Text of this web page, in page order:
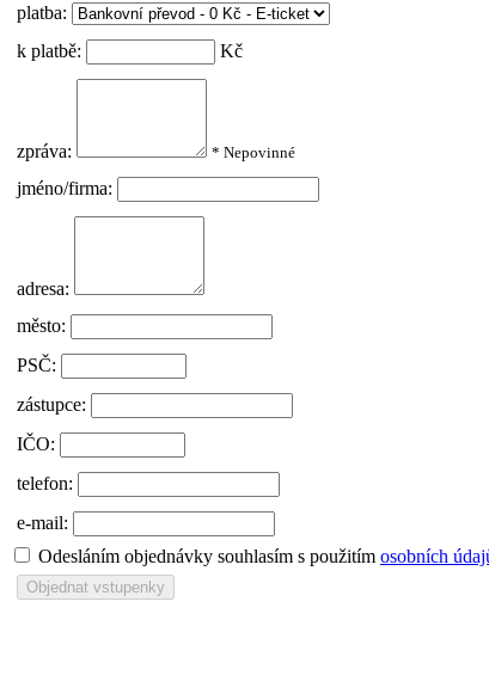
platba:
k platbě:
Kč
zpráva: * Nepovinné
jméno/firma:
adresa:
město:
PSČ:
zástupce:
IČO:
telefon:
e-mail:
Odesláním objednávky souhlasím s použitím osobních